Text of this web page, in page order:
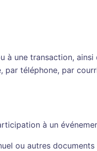
une transaction,
par téléphone, par
à un
ou autres documents